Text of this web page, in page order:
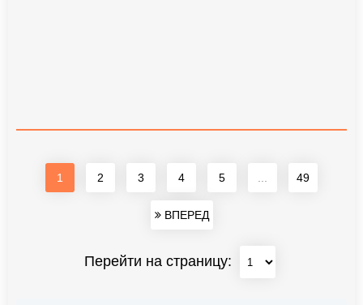
1 2 3 4 5 49
ВПЕРЕД
Перейти на страницу: